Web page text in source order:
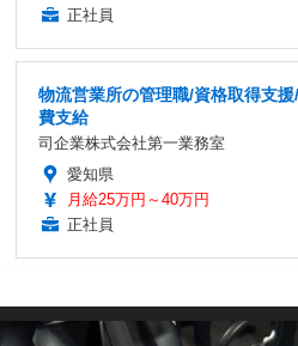
正社員
物流営業所の管理職/資格取得支
費支給
司企業株式会社第一業務室
愛知県
月給25万円～40万円
正社員